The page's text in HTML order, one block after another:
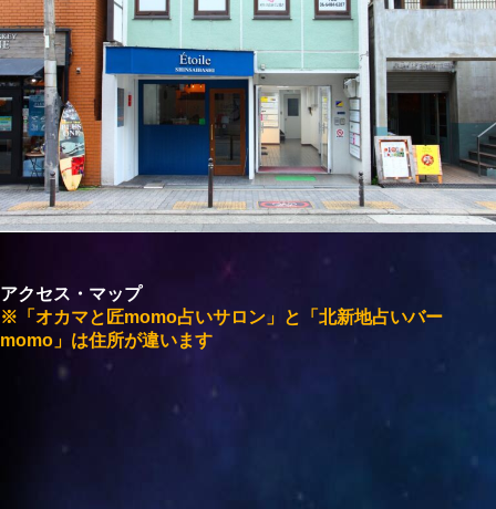
アクセス・マップ
※「オカマと匠momo占いサロン」と「北新地占いバー
momo」は住所が違います